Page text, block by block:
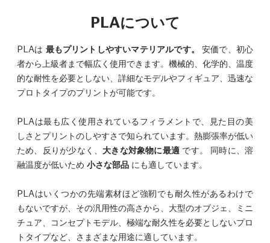
PLAについて
PLAは 最もプリントしやすいマテリアルです。
安価で、初心
者から上級者まで幅広く使用できます。機械的、化学的、温度
的な耐性を必要としない、詳細なモデルやフィギュア、迅速な
プロトタイプのプリントが可能です。
PLAは最も広く使用されているフィラメントで、見た目の美
しさとプリントのしやすさで知られています。熱膨張率が低い
ため、反りが少なく、 大きな対象物に最適 です。 同時に、溶
融温度が低いため 小さな部品 にも適しています。
PLAはいくつかの先端素材ほど強靭でも耐久性があるわけで
もないですが、その汎用性の高さから、大型のオブジェ、ミニ
チュア、コンセプトモデル、極端な耐久性を必要としないプロ
トタイプなど、さまざまな用途に適しています。